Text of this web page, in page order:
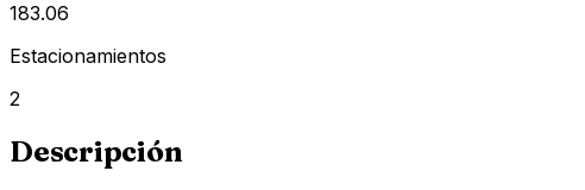
183.06
Estacionamientos
2
Descripción